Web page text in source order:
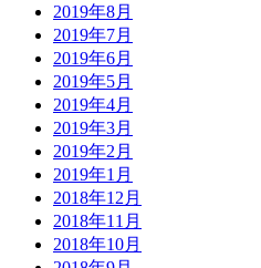
2019年8月
2019年7月
2019年6月
2019年5月
2019年4月
2019年3月
2019年2月
2019年1月
2018年12月
2018年11月
2018年10月